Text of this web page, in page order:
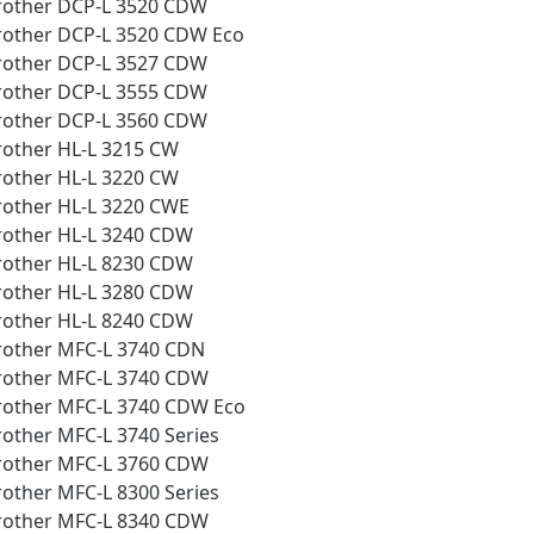
DCP-L 3520 CDW
DCP-L 3520 CDW Eco
DCP-L 3527 CDW
DCP-L 3555 CDW
DCP-L 3560 CDW
HL-L 3215 CW
HL-L 3220 CW
HL-L 3220 CWE
HL-L 3240 CDW
HL-L 8230 CDW
HL-L 3280 CDW
HL-L 8240 CDW
MFC-L 3740 CDN
MFC-L 3740 CDW
MFC-L 3740 CDW Eco
MFC-L 3740 Series
MFC-L 3760 CDW
MFC-L 8300 Series
MFC-L 8340 CDW